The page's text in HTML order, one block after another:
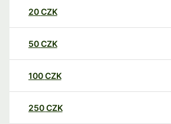
20CZK
50CZK
100CZK
250CZK